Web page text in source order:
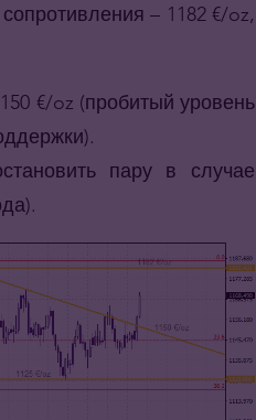
– 1182 €/oz,
€/oz (пробитый уровень
пару в случае